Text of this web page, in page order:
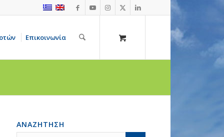
Επικοινωνία
ΑΝΑΖΗΤΗΣΗ